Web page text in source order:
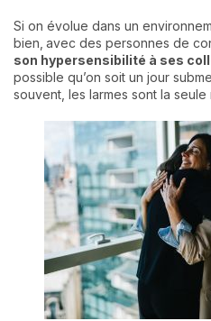
Si on évolue dans un
bien, avec des personnes de
son hypersensibilité à ses
possible qu’on soit un jour
souvent, les larmes sont la seule